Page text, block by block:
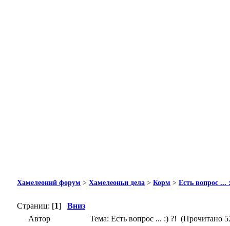
Хамелеоний форум > Хамелеоньи дела > Корм > Есть вопрос ...
Страниц: [1] Вниз
Автор
Тема: Есть вопрос ... :) ?! (Прочитано